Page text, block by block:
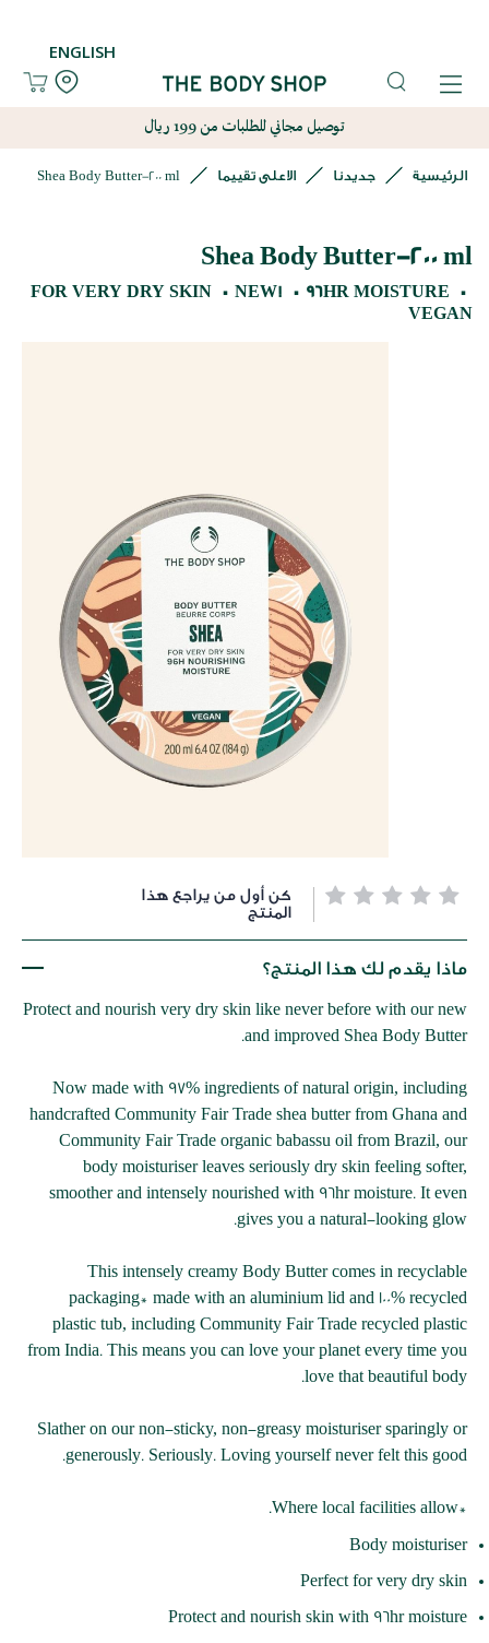
ENGLISH
توصيل مجاني للطلبات من 199 ريال
الرئيسية جديدنا الاعلى تقييما Shea Body Butter-200 ml
Shea Body Butter-200 ml
FOR VERY DRY SKIN NEW!
96HR MOISTURE
VEGAN
تخطي
بداية
معرض
كن أول من يراجع هذا
المنتج
ماذا يقدم لك هذا المنتج؟
Protect and nourish very dry skin like never before with our new
and improved Shea Body Butter.
Now made with 97% ingredients of natural origin, including
handcrafted Community Fair Trade shea butter from Ghana and
Community Fair Trade organic babassu oil from Brazil, our
body moisturiser leaves seriously dry skin feeling softer,
smoother and intensely nourished with 96hr moisture. It even
gives you a natural-looking glow.
This intensely creamy Body Butter comes in recyclable
packaging* made with an aluminium lid and 100% recycled
plastic tub, including Community Fair Trade recycled plastic
from India. This means you can love your planet every time you
love that beautiful body.
Slather on our non-sticky, non-greasy moisturiser sparingly or
generously. Seriously. Loving yourself never felt this good.
*Where local facilities allow.
Body moisturiser
Perfect for very dry skin
Protect and nourish skin with 96hr moisture